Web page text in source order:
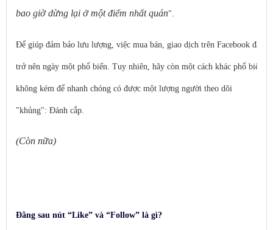
bao giờ dừng lại ở một điểm nhất quán".
Để giúp đảm bảo lưu lượng, việc mua bán, giao dịch trên Facebook đã
trở nên ngày một phổ biến. Tuy nhiên, hãy còn một cách khác phổ biến
không kém để nhanh chóng có được một lượng người theo dõi
"khủng": Đánh cắp.
(Còn nữa)
Đằng sau nút “Like” và “Follow” là gì?